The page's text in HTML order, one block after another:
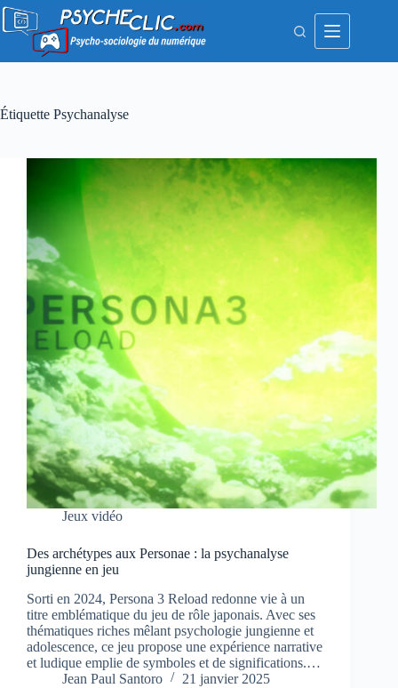
Passer
contenu
Étiquette Psychanalyse
Jeux vidéo
Des archétypes aux Personae : la psychanalyse
jungienne en jeu
Sorti en 2024, Persona 3 Reload redonne vie à un
titre emblématique du jeu de rôle japonais. Avec ses
thématiques riches mêlant psychologie jungienne et
adolescence, ce jeu propose une expérience narrative
et ludique emplie de symboles et de significations.…
Jean Paul Santoro
21 janvier 2025